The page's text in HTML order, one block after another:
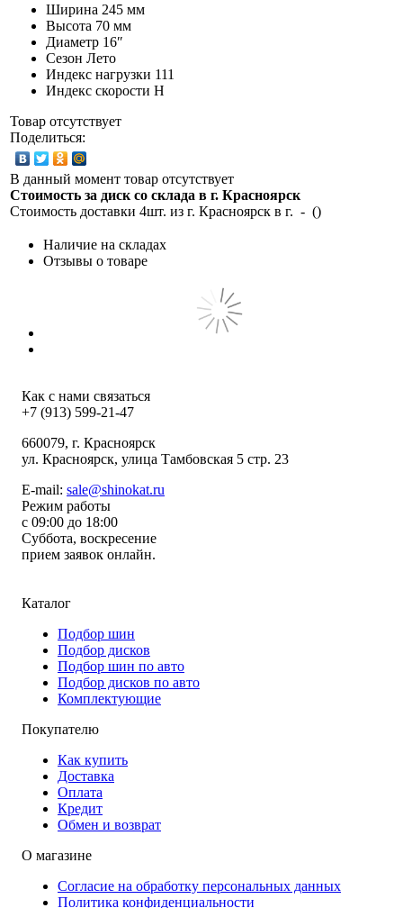
Ширина 245 мм
Высота 70 мм
Диаметр 16″
Сезон Лето
Индекс нагрузки 111
Индекс скорости H
Товар отсутствует
Поделиться:
В данный момент товар отсутствует
Стоимость за диск со склада в г. Красноярск
Стоимость доставки 4шт. из г. Красноярск в г. - ()
Наличие на складах
Отзывы о товаре
Как с нами связаться
+7 (913) 599-21-47
660079, г. Красноярск
ул. Красноярск, улица Тамбовская 5 стр. 23
E-mail: sale@shinokat.ru
Режим работы
с 09:00 до 18:00
Суббота, воскресение
прием заявок онлайн.
Каталог
Подбор шин
Подбор дисков
Подбор шин по авто
Подбор дисков по авто
Комплектующие
Покупателю
Как купить
Доставка
Оплата
Кредит
Обмен и возврат
О магазине
Согласие на обработку персональных данных
Политика конфиденциальности